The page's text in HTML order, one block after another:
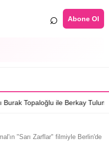
⌕ Abone Ol
Tulumbacı “Ecünni”
"Sarı Zarflar" filmiyle Berlin'de